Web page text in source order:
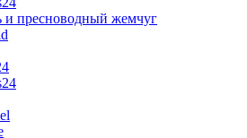
и пресноводный жемчуг